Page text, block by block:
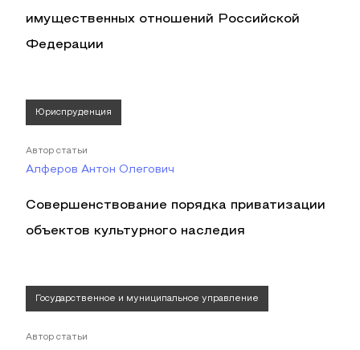
имущественных отношений Российской
Федерации
Юриспруденция
Автор статьи
Алферов Антон Олегович
Совершенствование порядка приватизации
объектов культурного наследия
Государственное и муниципальное управление
Автор статьи